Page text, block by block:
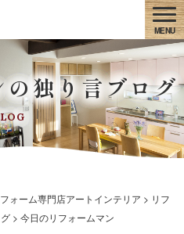
独り言ブログ
ォーム専門店アートインテリア > リフ
> 今日のリフォームマン